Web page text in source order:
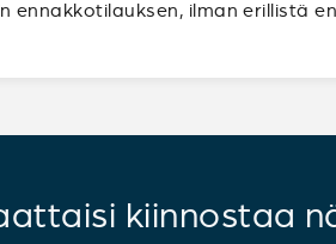
ennakkotilauksen, ilman erillistä
kiinnostaa